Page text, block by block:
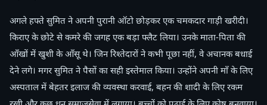
अगले हफ्ते सुमित ने अपनी पुरानी ऑटो छोड़कर एक चमकदार गाड़ी खरीदी।
किराए के छोटे से कमरे की जगह एक बड़ा फ्लैट लिया। उनके माता-पिता की
आँखों में खुशी के आँसू थे। जिन रिश्तेदारों ने कभी पूछा नहीं, वे अचानक बधाई
देने लगे। मगर सुमित ने पैसों का सही इस्तेमाल किया। उन्होंने अपनी माँ के लिए
अस्पताल में बेहतर इलाज की व्यवस्था करवाई, बहन की शादी के लिए रकम